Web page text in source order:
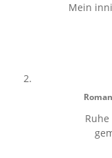
Mein